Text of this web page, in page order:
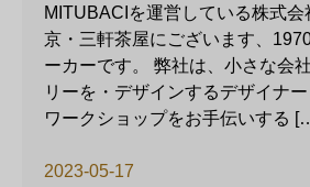
2023-05-17
MITUBACIを運営している株式
京・三軒茶屋にございます、
ーカーです。 弊社は、小さな会
リーを・デザインするデザイナ
ワークショップをお手伝いする